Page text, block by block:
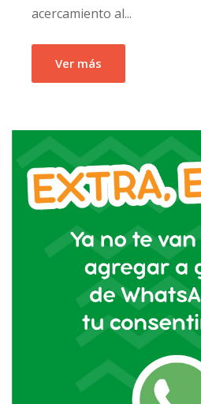
acercamiento al...
Ver más